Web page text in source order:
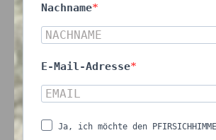
Nachname
E-Mail-Adresse
Ja, ich möchte den